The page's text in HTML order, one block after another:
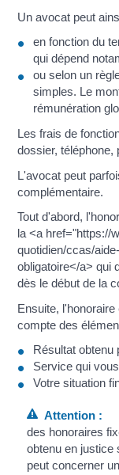
Un avocat peut
en fonction du
qui dépend
ou selon un
simples. Le
rémunération
Les frais de
dossier, téléphone,
L'avocat peut
complémentaire.
Tout d'abord,
la <a href="https://
quotidien/ccas/
obligatoire</a> qui
dès le début de la
Ensuite,
compte des
Résultat obtenu
Service qui
Votre situation
Attention :
des honoraires
obtenu en justice
peut concerner